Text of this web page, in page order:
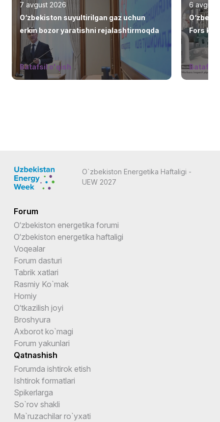
7 avgust 2026
O‘zbekiston suyultirilgan gaz uchun
erkin bozor yaratishni rejalashtirmoqda
Batafsil o'qish
6 avgust
Fors
jalb
Batafsil
O`zbekiston Energetika Haftaligi -
UEW 2027
Forum
O‘zbekiston energetika forumi
O‘zbekiston energetika haftaligi
Voqealar
Forum dasturi
Tabrik xatlari
Rasmiy Ko`mak
Homiy
O‘tkazilish joyi
Broshyura
Axborot ko`magi
Forum yakunlari
Qatnashish
Forumda ishtirok etish
Ishtirok formatlari
Spikerlarga
So`rov shakli
Ma`ruzachilar ro`yxati